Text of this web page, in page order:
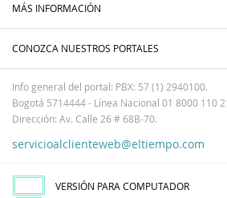
MÁS INFORMACIÓN
CONOZCA NUESTROS PORTALES
Info general del portal: PBX: 57 (1) 2940100.
Bogotá 5714444 - Línea Nacional 01 8000 110
Dirección: Av. Calle 26 # 68B-70.
servicioalclienteweb@eltiempo.com
VERSIÓN PARA COMPUTADOR